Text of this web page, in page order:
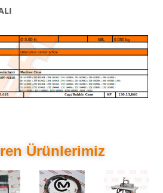
Ürünlerimiz